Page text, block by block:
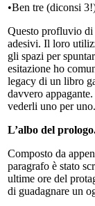
•Ben tre (diconsi
Questo profluvio di
adesivi. Il loro
gli spazi per
esitazione ho
legacy di un libro
davvero
vederli uno per uno.
L’albo del
Composto da
paragrafo è stato
ultime ore del
di guadagnare un